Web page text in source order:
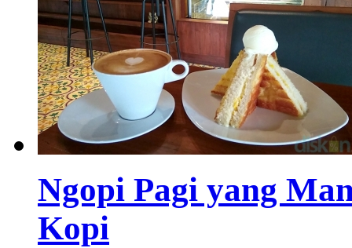
Ngopi Pagi yang
Kopi